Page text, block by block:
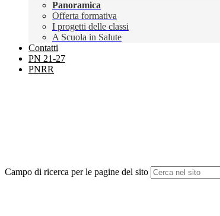
Panoramica
Offerta formativa
I progetti delle classi
A Scuola in Salute
Contatti
PN 21-27
PNRR
Campo di ricerca per le pagine del sito